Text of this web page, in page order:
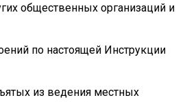
общественных организаций и
по настоящей Инструкции
из ведения местных